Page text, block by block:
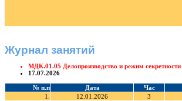
Журнал занятий
МДК.01.05 Делопроизводство и режим секретности
17.07.2026
№ п.п Дата Час
1.
12.01.2026 3